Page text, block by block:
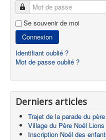
Mot de passe
Se souvenir de moi
Connexion
Identifiant oublié ?
Mot de passe oublié ?
Derniers articles
Trajet de la parade du
Village du Père Noël Lions
Inscription Noël des